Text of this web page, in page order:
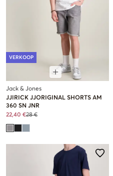
VERKOOP
Jack & Jones
JJIRICK JJORIGINAL SHORTS AM
360 SN JNR
22,40 €28 €